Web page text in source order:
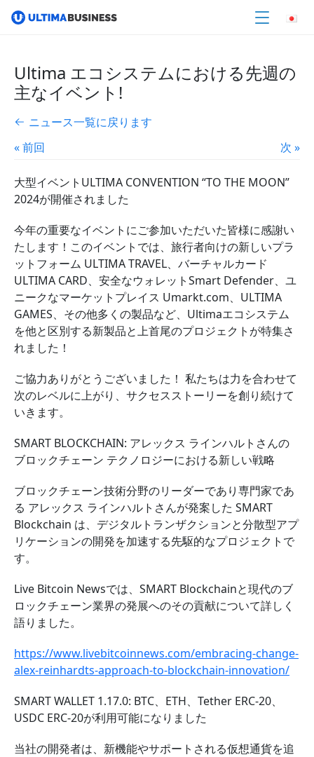
Ultima エコシステムにおける先週の
主なイベント!
ニュース一覧に戻ります
« 前回
次 »
大型イベントULTIMA CONVENTION “TO THE MOON”
2024が開催されました
今年の重要なイベントにご参加いただいた皆様に感謝い
たします！このイベントでは、旅行者向けの新しいプラ
ットフォーム ULTIMA TRAVEL、バーチャルカード
ULTIMA CARD、安全なウォレットSmart Defender、ユ
ニークなマーケットプレイス Umarkt.com、ULTIMA
GAMES、その他多くの製品など、Ultimaエコシステム
を他と区別する新製品と上首尾のプロジェクトが特集さ
れました！
ご協力ありがとうございました！ 私たちは力を合わせて
次のレベルに上がり、サクセスストーリーを創り続けて
いきます。
SMART BLOCKCHAIN: アレックス ラインハルトさんの
ブロックチェーン テクノロジーにおける新しい戦略
ブロックチェーン技術分野のリーダーであり専門家であ
る アレックス ラインハルトさんが発案した SMART
Blockchain は、デジタルトランザクションと分散型アプ
リケーションの開発を加速する先駆的なプロジェクトで
す。
Live Bitcoin Newsでは、SMART Blockchainと現代のブ
ロックチェーン業界の発展へのその貢献について詳しく
語りました。
https://www.livebitcoinnews.com/embracing-change-
alex-reinhardts-approach-to-blockchain-innovation/
SMART WALLET 1.17.0: BTC、ETH、Tether ERC-20、
USDC ERC-20が利用可能になりました
当社の開発者は、新機能やサポートされる仮想通貨を追